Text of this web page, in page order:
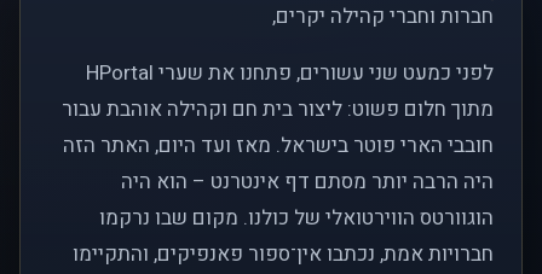
חברות וחברי קהילה יקרים,
לפני כמעט שני עשורים, פתחנו את שערי HPortal
מתוך חלום פשוט: ליצור בית חם וקהילה אוהבת עבור
חובבי הארי פוטר בישראל. מאז ועד היום, האתר הזה
היה הרבה יותר מסתם דף אינטרנט – הוא היה
הוגוורטס הווירטואלי של כולנו. מקום שבו נרקמו
חברויות אמת, נכתבו אין־ספור פאנפיקים, והתקיימו